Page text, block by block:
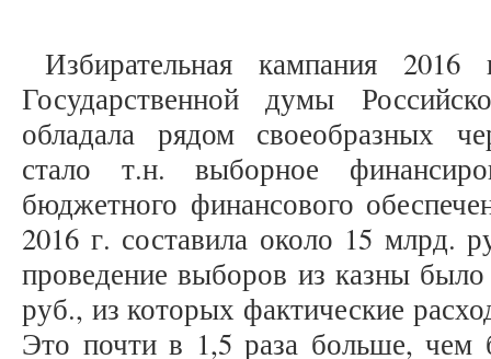
Избирательная кампания
Государственной думы
обладала рядом своеобразных
стало т.н. выборное
бюджетного финансового
2016 г. составила около 15 млрд.
проведение выборов из казны
руб., из которых фактические
Это почти в 1,5 раза больше, чем